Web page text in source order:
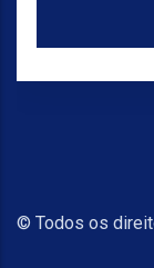
© Todos os